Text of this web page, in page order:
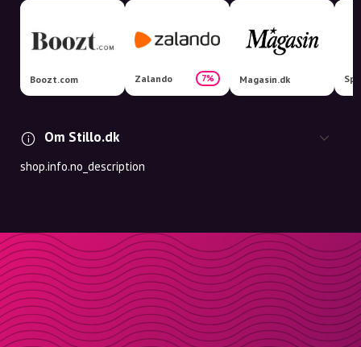
Boozt.com Zalando 7% Magasin.dk
Om Stillo.dk
shop.info.no_description